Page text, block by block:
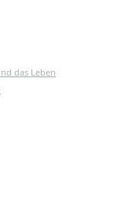
das Leben